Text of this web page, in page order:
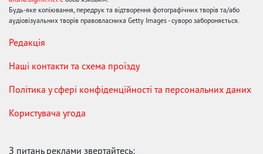
Будь-яке копіювання, передрук та відтворення фотографічних творів та/або
аудіовізуальних творів правовласника Getty Images - суворо забороняється.
Редакція
Наші контакти та схема проїзду
Політика у сфері конфіденційності та персональних даних
Користувача угода
З питань реклами звертайтесь: